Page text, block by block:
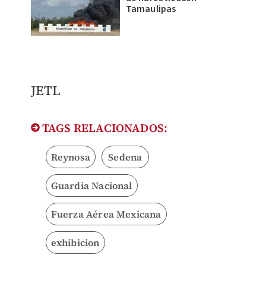
Tamaulipas
JETL
TAGS RELACIONADOS:
Reynosa Sedena
Guardia Nacional
Fuerza Aérea Mexicana
exhibicion